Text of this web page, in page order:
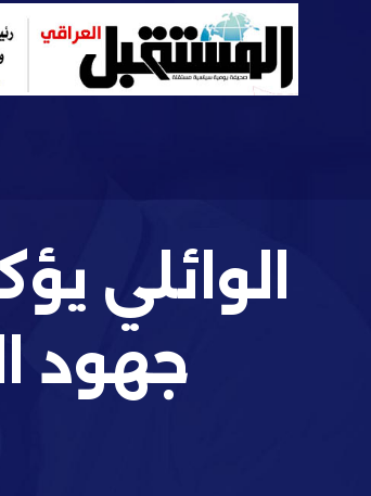
الوائلي
جهود